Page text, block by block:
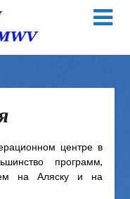
центре в
программ,
на Аляску и на